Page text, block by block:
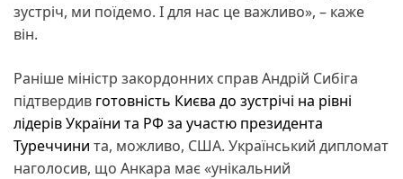
зустріч, ми поїдемо. І для нас це важливо», – каже
він.
Раніше міністр закордонних справ Андрій Сибіга
підтвердив готовність Києва до зустрічі на рівні
лідерів України та РФ за участю президента
Туреччини та, можливо, США. Український дипломат
наголосив, що Анкара має «унікальний